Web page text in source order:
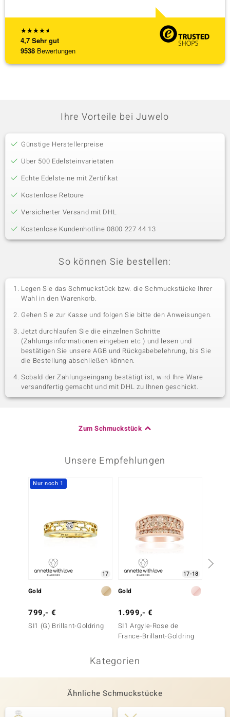
★★★★★
4,7 Sehr gut
9538 Bewertungen
Ihre Vorteile bei Juwelo
Günstige Herstellerpreise
Über 500 Edelsteinvarietäten
Echte Edelsteine mit Zertifikat
Kostenlose Retoure
Versicherter Versand mit DHL
Kostenlose Kundenhotline 0800 227 44 13
So können Sie bestellen:
Legen Sie das Schmuckstück bzw. die Schmuckstücke Ihrer
Wahl in den Warenkorb.
Gehen Sie zur Kasse und folgen Sie bitte den Anweisungen.
Jetzt durchlaufen Sie die einzelnen Schritte
(Zahlungsinformationen eingeben etc.) und lesen und
bestätigen Sie unsere AGB und Rückgabebelehrung, bis Sie
die Bestellung abschließen können.
Sobald der Zahlungseingang bestätigt ist, wird Ihre Ware
versandfertig gemacht und mit DHL zu Ihnen geschickt.
Zum Schmuckstück
Unsere Empfehlungen
Nur noch 1
17
Gold
799,- €
SI1 (G) Brillant-Goldring
17-18
Gold
1.999,- €
SI1 Argyle-Rose de
France-Brillant-Goldring
Kategorien
Ähnliche Schmuckstücke